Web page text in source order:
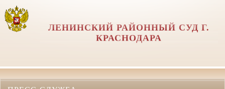
ЛЕНИНСКИЙ РАЙОННЫЙ СУД Г.
КРАСНОДАРА